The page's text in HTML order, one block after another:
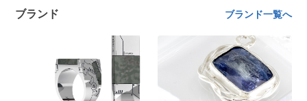
ブランド ブランド一覧へ